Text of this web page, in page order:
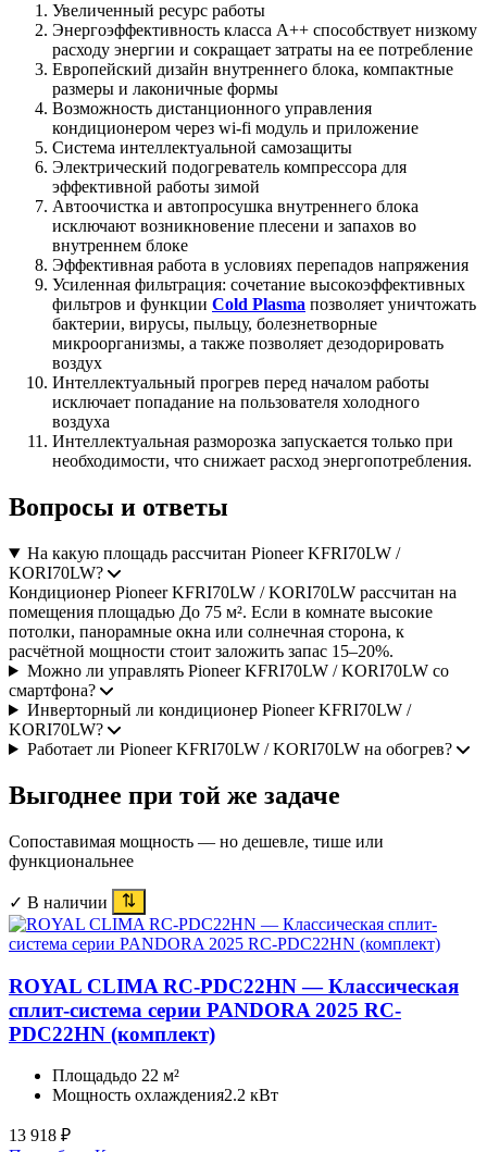
Увеличенный ресурс работы
Энергоэффективность класса А++ способствует низкому
расходу энергии и сокращает затраты на ее потребление
Европейский дизайн внутреннего блока, компактные
размеры и лаконичные формы
Возможность дистанционного управления
кондиционером через wi-fi модуль и приложение
Система интеллектуальной самозащиты
Электрический подогреватель компрессора для
эффективной работы зимой
Автоочистка и автопросушка внутреннего блока
исключают возникновение плесени и запахов во
внутреннем блоке
Эффективная работа в условиях перепадов напряжения
Усиленная фильтрация: сочетание высокоэффективных
фильтров и функции Cold Plasma позволяет уничтожать
бактерии, вирусы, пыльцу, болезнетворные
микроорганизмы, а также позволяет дезодорировать
воздух
Интеллектуальный прогрев перед началом работы
исключает попадание на пользователя холодного
воздуха
Интеллектуальная разморозка запускается только при
необходимости, что снижает расход энергопотребления.
Вопросы и ответы
На какую площадь рассчитан Pioneer KFRI70LW /
KORI70LW?
Кондиционер Pioneer KFRI70LW / KORI70LW рассчитан на
помещения площадью До 75 м². Если в комнате высокие
потолки, панорамные окна или солнечная сторона, к
расчётной мощности стоит заложить запас 15–20%.
Можно ли управлять Pioneer KFRI70LW / KORI70LW со
смартфона?
Инверторный ли кондиционер Pioneer KFRI70LW /
KORI70LW?
Работает ли Pioneer KFRI70LW / KORI70LW на обогрев?
Выгоднее при той же задаче
Сопоставимая мощность — но дешевле, тише или
функциональнее
✓ В наличии
ROYAL CLIMA RC-PDC22HN — Классическая
сплит-система серии PANDORA 2025 RC-
PDC22HN (комплект)
Площадьдо 22 м²
Мощность охлаждения2.2 кВт
13 918 ₽